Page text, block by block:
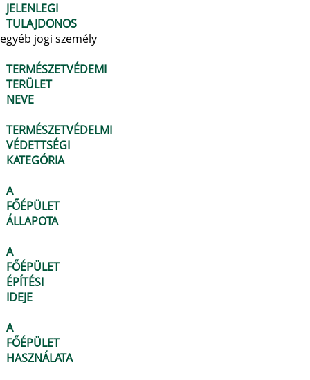
JELENLEGI
TULAJDONOS
egyéb jogi személy
TERMÉSZETVÉDEMI
TERÜLET
NEVE
TERMÉSZETVÉDELMI
VÉDETTSÉGI
KATEGÓRIA
A
FŐÉPÜLET
ÁLLAPOTA
A
FŐÉPÜLET
ÉPÍTÉSI
IDEJE
A
FŐÉPÜLET
HASZNÁLATA